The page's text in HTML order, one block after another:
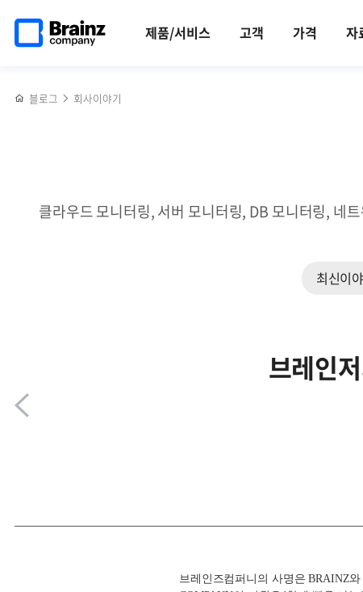
건너뛰기
제품/서비스 고객 가격 자
페이지로
블로그 회사이야기
클라우드 모니터링, 서버 모니터링, DB 모니터링, 네
최신이
협력업체
상생
브레인
공유하기
공유하기
공유하기
공유하기
관제
SW
제니우스
(Zenius)
브레인즈컴퍼니의 사명은BRAINZ